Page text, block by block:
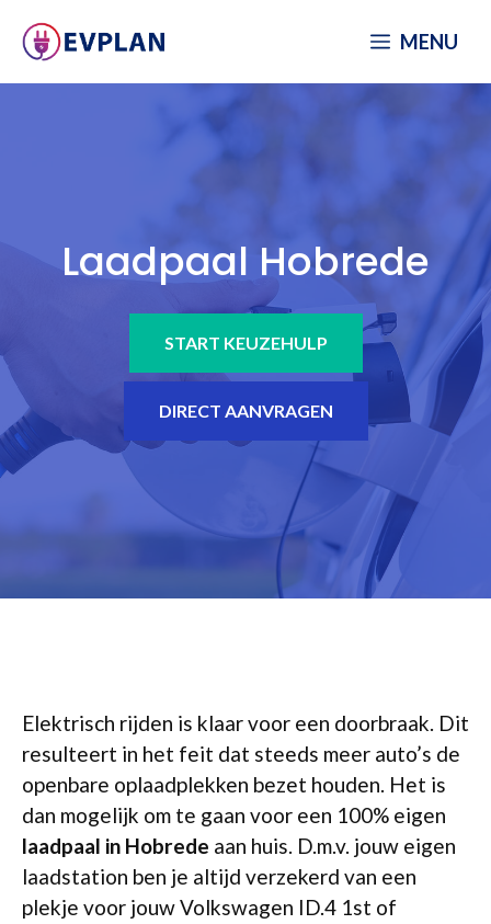
naar
MENU
Laadpaal Hobrede
START KEUZEHULP
DIRECT AANVRAGEN
Elektrisch rijden is klaar voor een doorbraak. Dit
resulteert in het feit dat steeds meer auto’s de
openbare oplaadplekken bezet houden. Het is
dan mogelijk om te gaan voor een 100% eigen
laadpaal in Hobrede aan huis. D.m.v. jouw eigen
laadstation ben je altijd verzekerd van een
plekje voor jouw Volkswagen ID.4 1st of